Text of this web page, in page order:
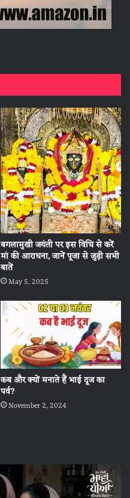
बगलामुखी जयंती पर इस विधि से करें
मां की आराधना, जानें पूजा से जुड़ी सभी
बातें
May 5, 2025
कब और क्यों मनाते हैं भाई दूज का
पर्व?
November 2, 2024